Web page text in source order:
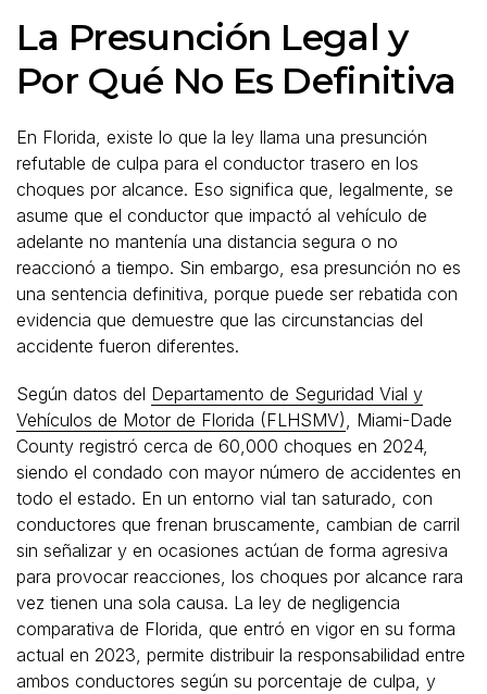
La Presunción Legal y
Por Qué No Es Definitiva
En Florida, existe lo que la ley llama una presunción
refutable de culpa para el conductor trasero en los
choques por alcance. Eso significa que, legalmente, se
asume que el conductor que impactó al vehículo de
adelante no mantenía una distancia segura o no
reaccionó a tiempo. Sin embargo, esa presunción no es
una sentencia definitiva, porque puede ser rebatida con
evidencia que demuestre que las circunstancias del
accidente fueron diferentes.
Según datos del Departamento de Seguridad Vial y
Vehículos de Motor de Florida (FLHSMV) , Miami-Dade
County registró cerca de 60,000 choques en 2024,
siendo el condado con mayor número de accidentes en
todo el estado. En un entorno vial tan saturado, con
conductores que frenan bruscamente, cambian de carril
sin señalizar y en ocasiones actúan de forma agresiva
para provocar reacciones, los choques por alcance rara
vez tienen una sola causa. La ley de negligencia
comparativa de Florida, que entró en vigor en su forma
actual en 2023, permite distribuir la responsabilidad entre
ambos conductores según su porcentaje de culpa, y